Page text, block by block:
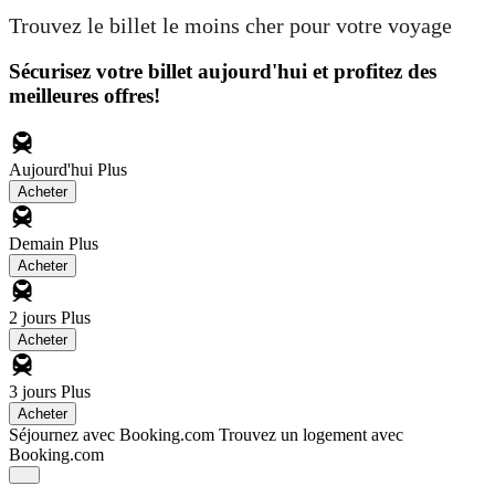
Trouvez le billet le moins cher pour votre voyage
Sécurisez votre billet aujourd'hui et profitez des
meilleures offres!
Aujourd'hui Plus
Acheter
Demain Plus
Acheter
2 jours Plus
Acheter
3 jours Plus
Acheter
Séjournez avec Booking.com Trouvez un logement avec
Booking.com